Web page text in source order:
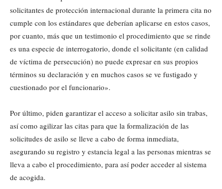
solicitantes de protección internacional durante la primera cita no
cumple con los estándares que deberían aplicarse en estos casos,
por cuanto, más que un testimonio el procedimiento que se rinde
es una especie de interrogatorio, donde el solicitante (en calidad
de víctima de persecución) no puede expresar en sus propios
términos su declaración y en muchos casos se ve fustigado y
cuestionado por el funcionario».
Por último, piden garantizar el acceso a solicitar asilo sin trabas,
así como agilizar las citas para que la formalización de las
solicitudes de asilo se lleve a cabo de forma inmediata,
asegurando su registro y estancia legal a las personas mientras se
lleva a cabo el procedimiento, para así poder acceder al sistema
de acogida.